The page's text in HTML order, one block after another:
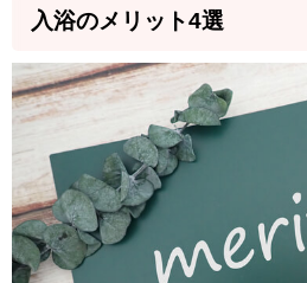
入浴のメリット4選